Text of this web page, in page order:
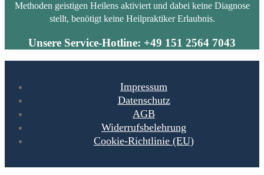
Methoden geistigen Heilens aktiviert und dabei keine Diagnose
stellt, benötigt keine Heilpraktiker Erlaubnis.
Unsere Service-Hotline: +49 151 2564 7043
Impressum
Datenschutz
AGB
Widerrufsbelehrung
Cookie-Richtlinie (EU)